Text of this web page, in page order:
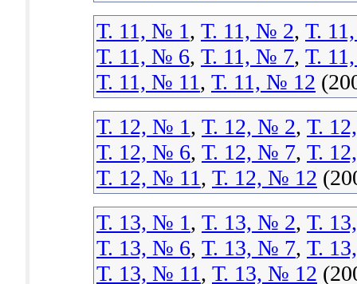
Т. 11, № 1, Т. 11, № 2, Т.
Т. 11, № 6, Т. 11, № 7, Т.
Т. 11, № 11, Т. 11, № 12
Т. 12, № 1, Т. 12, № 2, Т.
Т. 12, № 6, Т. 12, № 7, Т.
Т. 12, № 11, Т. 12, № 12
Т. 13, № 1, Т. 13, № 2, Т.
Т. 13, № 6, Т. 13, № 7, Т.
Т. 13, № 11, Т. 13, № 12